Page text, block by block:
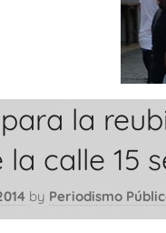
la
calle 15
by Periodismo